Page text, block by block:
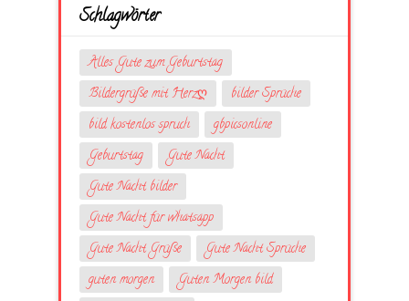
Schlagwörter
Alles Gute zum Geburtstag
Bildergrüße mit Herzღ
bilder Sprüche
bild kostenlos spruch
gbpicsonline
Geburtstag
Gute Nacht
Gute Nacht bilder
Gute Nacht für whatsapp
Gute Nacht Grüße
Gute Nacht Sprüche
guten morgen
Guten Morgen bild